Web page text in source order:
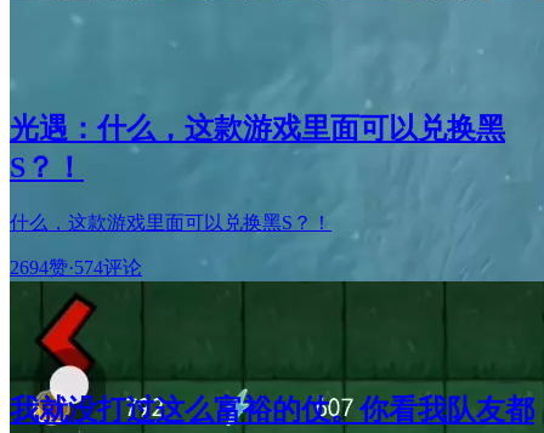
光遇：什么，这款游戏里面可以兑换黑
S？！
什么，这款游戏里面可以兑换黑S？！
2694赞·574评论
我就没打过这么富裕的仗。你看我队友都